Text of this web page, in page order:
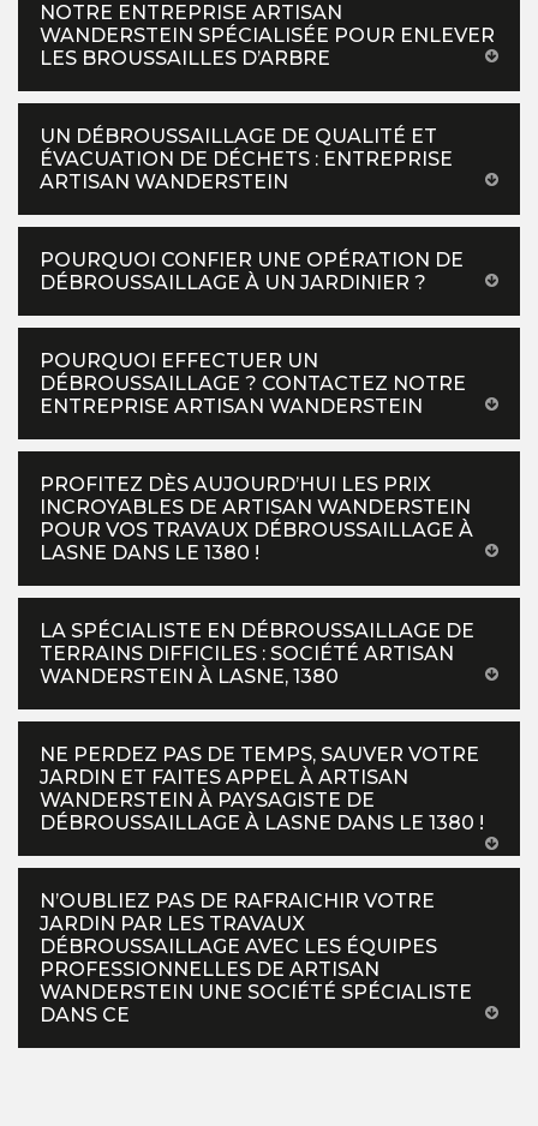
NOTRE ENTREPRISE ARTISAN
WANDERSTEIN SPÉCIALISÉE POUR ENLEVER
LES BROUSSAILLES D’ARBRE
UN DÉBROUSSAILLAGE DE QUALITÉ ET
ÉVACUATION DE DÉCHETS : ENTREPRISE
ARTISAN WANDERSTEIN
POURQUOI CONFIER UNE OPÉRATION DE
DÉBROUSSAILLAGE À UN JARDINIER ?
POURQUOI EFFECTUER UN
DÉBROUSSAILLAGE ? CONTACTEZ NOTRE
ENTREPRISE ARTISAN WANDERSTEIN
PROFITEZ DÈS AUJOURD’HUI LES PRIX
INCROYABLES DE ARTISAN WANDERSTEIN
POUR VOS TRAVAUX DÉBROUSSAILLAGE À
LASNE DANS LE 1380 !
LA SPÉCIALISTE EN DÉBROUSSAILLAGE DE
TERRAINS DIFFICILES : SOCIÉTÉ ARTISAN
WANDERSTEIN À LASNE, 1380
NE PERDEZ PAS DE TEMPS, SAUVER VOTRE
JARDIN ET FAITES APPEL À ARTISAN
WANDERSTEIN À PAYSAGISTE DE
DÉBROUSSAILLAGE À LASNE DANS LE 1380 !
N’OUBLIEZ PAS DE RAFRAICHIR VOTRE
JARDIN PAR LES TRAVAUX
DÉBROUSSAILLAGE AVEC LES ÉQUIPES
PROFESSIONNELLES DE ARTISAN
WANDERSTEIN UNE SOCIÉTÉ SPÉCIALISTE
DANS CE